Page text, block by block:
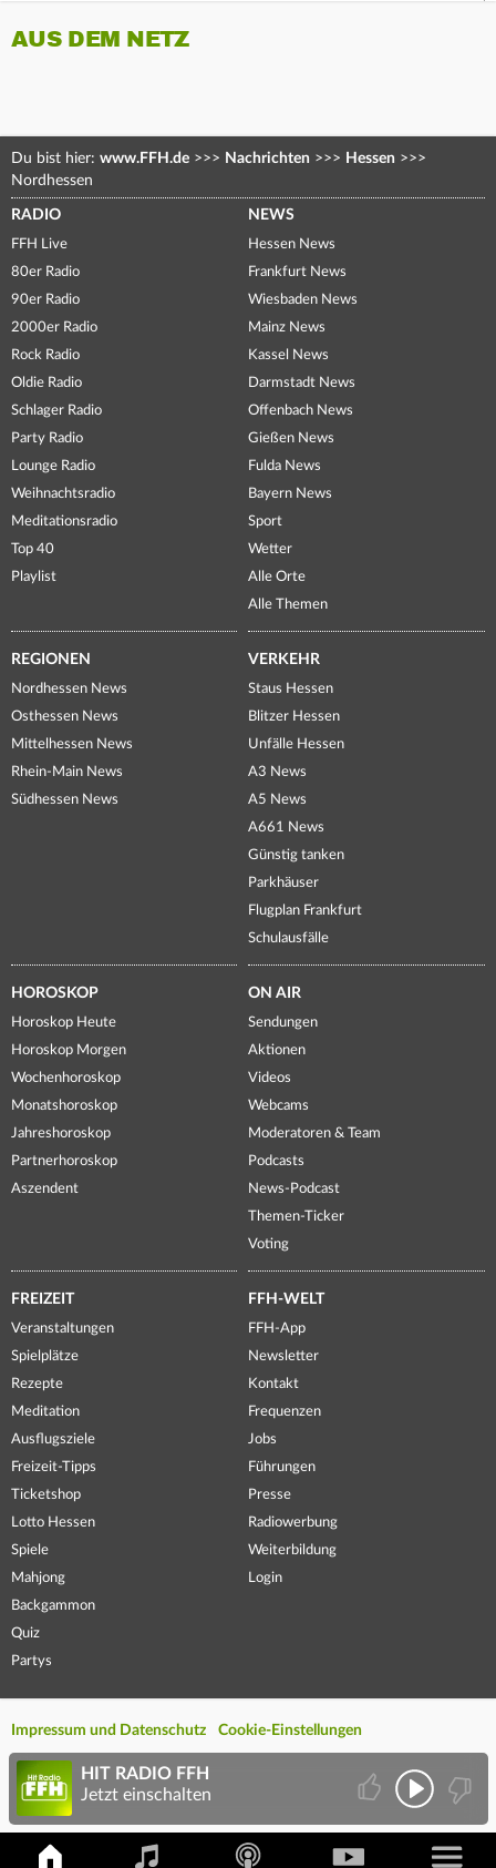
AUS DEM NETZ
Du bist hier: www.FFH.de >>> Nachrichten >>> Hessen >>>
Nordhessen
RADIO
FFH Live
80er Radio
90er Radio
2000er Radio
Rock Radio
Oldie Radio
Schlager Radio
Party Radio
Lounge Radio
Weihnachtsradio
Meditationsradio
Top 40
Playlist
NEWS
Hessen News
Frankfurt News
Wiesbaden News
Mainz News
Kassel News
Darmstadt News
Offenbach News
Gießen News
Fulda News
Bayern News
Sport
Wetter
Alle Orte
Alle Themen
REGIONEN
Nordhessen News
Osthessen News
Mittelhessen News
Rhein-Main News
Südhessen News
VERKEHR
Staus Hessen
Blitzer Hessen
Unfälle Hessen
A3 News
A5 News
A661 News
Günstig tanken
Parkhäuser
Flugplan Frankfurt
Schulausfälle
HOROSKOP
Horoskop Heute
Horoskop Morgen
Wochenhoroskop
Monatshoroskop
Jahreshoroskop
Partnerhoroskop
Aszendent
ON AIR
Sendungen
Aktionen
Videos
Webcams
Moderatoren & Team
Podcasts
News-Podcast
Themen-Ticker
Voting
FREIZEIT
Veranstaltungen
Spielplätze
Rezepte
Meditation
Ausflugsziele
Freizeit-Tipps
Ticketshop
Lotto Hessen
Spiele
Mahjong
Backgammon
Quiz
Partys
FFH-WELT
FFH-App
Newsletter
Kontakt
Frequenzen
Jobs
Führungen
Presse
Radiowerbung
Weiterbildung
Login
Impressum und Datenschutz Cookie-Einstellungen
HIT RADIO FFH
Jetzt einschalten